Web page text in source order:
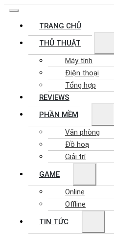
TRANG CHỦ
THỦ THUẬT
Máy tính
Điện thoại
Tổng hợp
REVIEWS
PHẦN MỀM
Văn phòng
Đồ hoạ
Giải trí
GAME
Online
Offline
TIN TỨC